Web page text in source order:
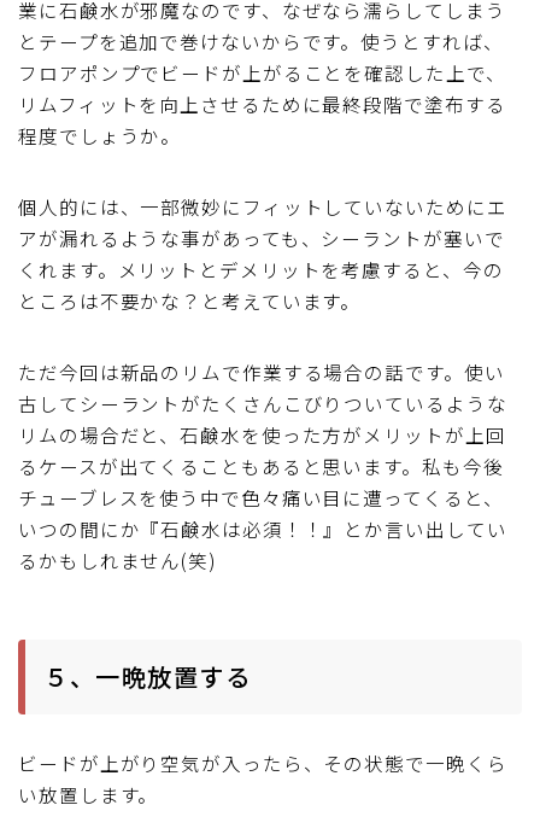
業に石鹸水が邪魔なのです、なぜなら濡らしてしまう
とテープを追加で巻けないからです。使うとすれば、
フロアポンプでビードが上がることを確認した上で、
リムフィットを向上させるために最終段階で塗布する
程度でしょうか。
個人的には、一部微妙にフィットしていないためにエ
アが漏れるような事があっても、シーラントが塞いで
くれます。メリットとデメリットを考慮すると、今の
ところは不要かな？と考えています。
ただ今回は新品のリムで作業する場合の話です。使い
古してシーラントがたくさんこびりついているような
リムの場合だと、石鹸水を使った方がメリットが上回
るケースが出てくることもあると思います。私も今後
チューブレスを使う中で色々痛い目に遭ってくると、
いつの間にか『石鹸水は必須！！』とか言い出してい
るかもしれません(笑)
５、一晩放置する
ビードが上がり空気が入ったら、その状態で一晩くら
い放置します。